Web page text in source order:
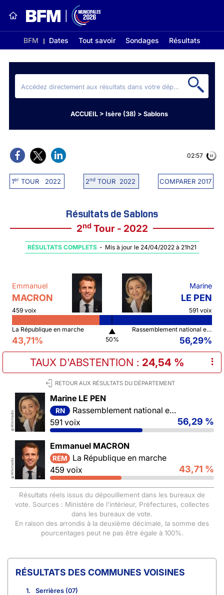
BFM Dates Tout savoir Sondages Résultats
ACCUEIL> Isère (38) > Sablons
1erTOUR 2022 2ndTOUR 2022 COMPARER 2017
02:56
Résultats de Sablons
2ndTour - 2022
RÉSULTATS COMPLETS - Mis à jour le 24/04/2022 à 21h21
Emmanuel
MACRON
459 voix
Marine
LE PEN
591 voix
La République en marche
43,71%
▲
50%
Rassemblement national et ses alliés
56,29%
TAUX D'ABSTENTION : 24,54 % ⠇
RETOUR AUX RÉSULTATS DU DÉPARTEMENT
©
Wikimedia
Marine LE PEN
RN
Rassemblement national et ses alliés
591 voix
56,29 %
©
Wikimedia
Emmanuel MACRON
REM
La République en marche
459 voix
43,71 %
Résultats réels issus du dépouillement dans les bureaux de
vote. Sources : Ministère de l'intérieur, Préfectures, collectes
dans les bureaux de vote.
En raison des arrondis à la deuxième décimale, la somme des
pourcentages peut ne pas être égale à 100%.
COMMUNES VOISINES
1.
Serrières (07)